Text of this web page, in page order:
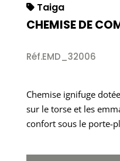
Taiga
CHEMISE DE
Réf.EMD_32006
Chemise ignifuge
sur le torse et les
confort sous le porte-